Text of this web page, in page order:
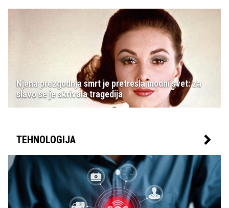
Njena prezgodnja smrt je pretresla modni svet: za
slavo se je skrivala tragedija
TEHNOLOGIJA